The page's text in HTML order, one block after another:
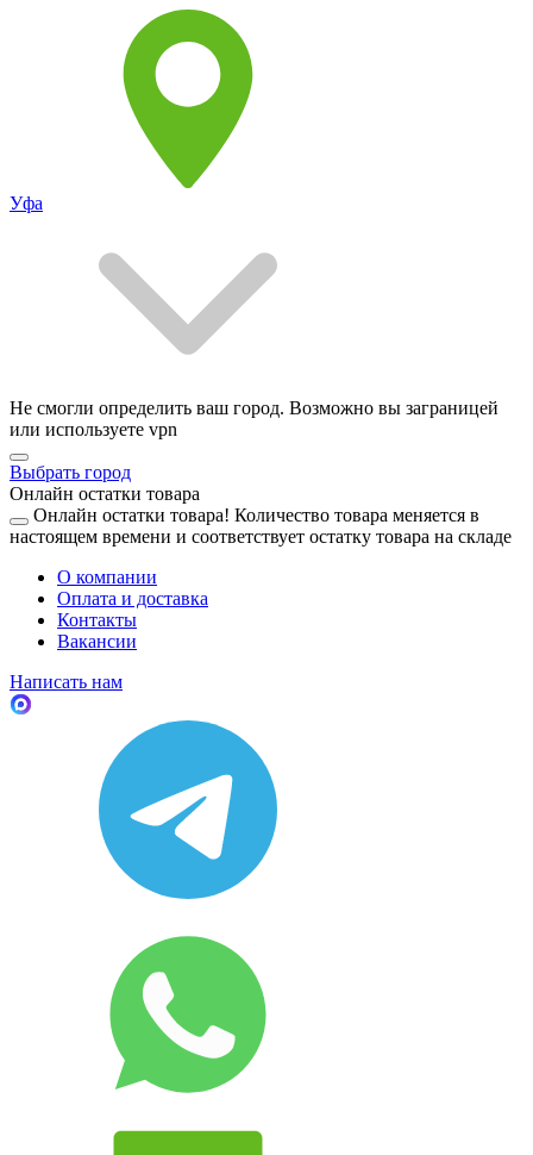
Уфа
Не смогли определить ваш город. Возможно вы заграницей
или используете vpn
Выбрать город
Онлайн остатки товара
Онлайн остатки товара! Количество товара меняется в
настоящем времени и соответствует остатку товара на складе
О компании
Оплата и доставка
Контакты
Вакансии
Написать нам